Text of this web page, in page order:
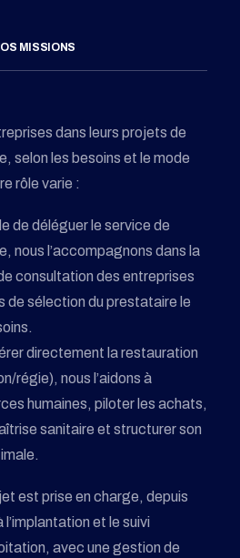
MISSIONS
dans leurs projets de
selon les besoins et le mode
rôle varie :
de déléguer le service de
nous l’accompagnons dans la
consultation des entreprises
de sélection du prestataire le
directement la restauration
régie), nous l’aidons à
humaines, piloter les achats,
sanitaire et structurer son
est prise en charge, depuis
l’implantation et le suivi
avec une gestion de